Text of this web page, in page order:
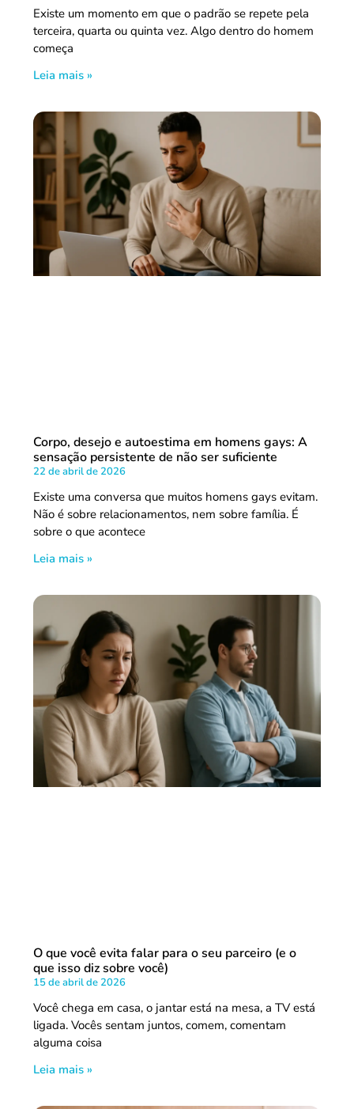
Existe um momento em que o padrão se repete pela
terceira, quarta ou quinta vez. Algo dentro do homem
começa
Leia mais »
Corpo, desejo e autoestima em homens gays: A
sensação persistente de não ser suficiente
22 de abril de 2026
Existe uma conversa que muitos homens gays evitam.
Não é sobre relacionamentos, nem sobre família. É
sobre o que acontece
Leia mais »
O que você evita falar para o seu parceiro (e o
que isso diz sobre você)
15 de abril de 2026
Você chega em casa, o jantar está na mesa, a TV está
ligada. Vocês sentam juntos, comem, comentam
alguma coisa
Leia mais »